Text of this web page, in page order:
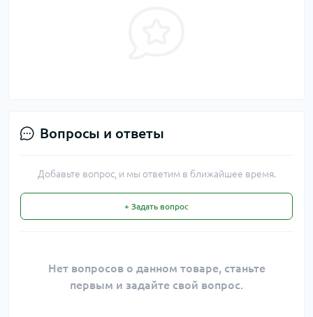
Вопросы и ответы
Добавьте вопрос, и мы ответим в ближайшее время.
+ Задать вопрос
Нет вопросов о данном товаре, станьте
первым и задайте свой вопрос.